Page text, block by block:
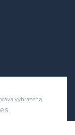
vyhrazena.